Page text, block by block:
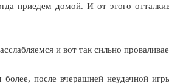
приедем домой. И от этого
и вот так сильно
после вчерашней неудачной